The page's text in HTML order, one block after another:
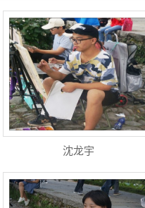
沈龙宇